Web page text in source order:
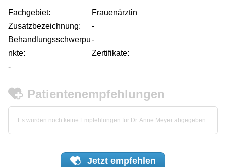
Fachgebiet:
Frauenärztin
Zusatzbezeichnung:
-
Behandlungsschwerpu
nkte:
-
Zertifikate:
-
Patientenempfehlungen
Es wurden noch keine Empfehlungen für Dr. Anne Meyer abgegeben.
Jetzt empfehlen